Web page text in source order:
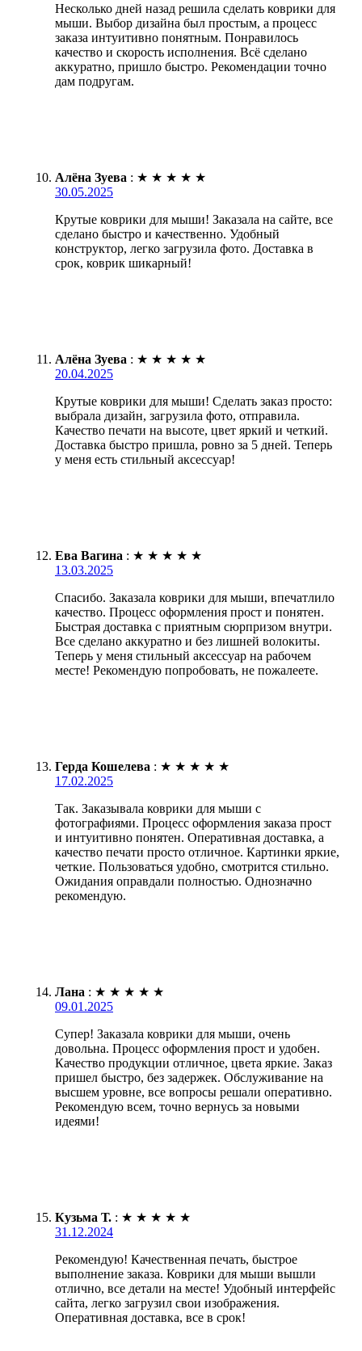
Несколько дней назад решила сделать коврики для
мыши. Выбор дизайна был простым, а процесс
заказа интуитивно понятным. Понравилось
качество и скорость исполнения. Всё сделано
аккуратно, пришло быстро. Рекомендации точно
дам подругам.
Алёна Зуева : ★ ★ ★ ★ ★
30.05.2025
Крутые коврики для мыши! Заказала на сайте, все
сделано быстро и качественно. Удобный
конструктор, легко загрузила фото. Доставка в
срок, коврик шикарный!
Алёна Зуева : ★ ★ ★ ★ ★
20.04.2025
Крутые коврики для мыши! Сделать заказ просто:
выбрала дизайн, загрузила фото, отправила.
Качество печати на высоте, цвет яркий и четкий.
Доставка быстро пришла, ровно за 5 дней. Теперь
у меня есть стильный аксессуар!
Ева Вагина : ★ ★ ★ ★ ★
13.03.2025
Спасибо. Заказала коврики для мыши, впечатлило
качество. Процесс оформления прост и понятен.
Быстрая доставка с приятным сюрпризом внутри.
Все сделано аккуратно и без лишней волокиты.
Теперь у меня стильный аксессуар на рабочем
месте! Рекомендую попробовать, не пожалеете.
Герда Кошелева : ★ ★ ★ ★ ★
17.02.2025
Так. Заказывала коврики для мыши с
фотографиями. Процесс оформления заказа прост
и интуитивно понятен. Оперативная доставка, а
качество печати просто отличное. Картинки яркие,
четкие. Пользоваться удобно, смотрится стильно.
Ожидания оправдали полностью. Однозначно
рекомендую.
Лана : ★ ★ ★ ★ ★
09.01.2025
Супер! Заказала коврики для мыши, очень
довольна. Процесс оформления прост и удобен.
Качество продукции отличное, цвета яркие. Заказ
пришел быстро, без задержек. Обслуживание на
высшем уровне, все вопросы решали оперативно.
Рекомендую всем, точно вернусь за новыми
идеями!
Кузьма Т. : ★ ★ ★ ★ ★
31.12.2024
Рекомендую! Качественная печать, быстрое
выполнение заказа. Коврики для мыши вышли
отлично, все детали на месте! Удобный интерфейс
сайта, легко загрузил свои изображения.
Оперативная доставка, все в срок!